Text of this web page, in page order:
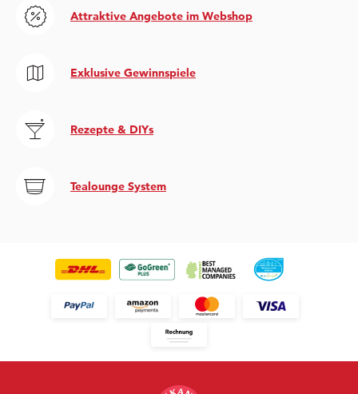
Attraktive Angebote im Webshop
Exklusive Gewinnspiele
Rezepte & DIYs
Tealounge System